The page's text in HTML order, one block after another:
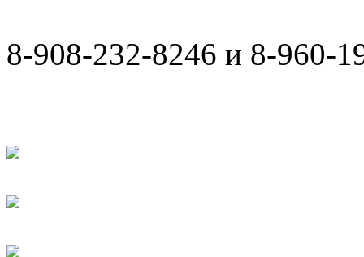
8-908-232-8246 и 8-960-